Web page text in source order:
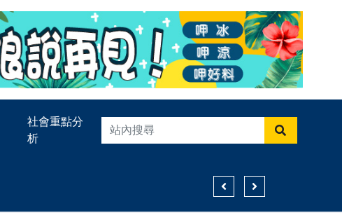
社會重點分
析
高雄市鳳山文衡殿115年